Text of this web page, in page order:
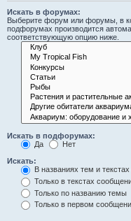
Искать в форумах:
Выберите форум или форумы, в
подфорумах производится
соответствующую опцию ниже.
Искать в подфорумах:
Да
Нет
Искать:
В названиях тем и
Только в текстах
Только по названию темы
Только в первом